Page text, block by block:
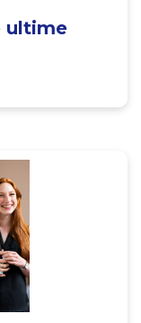
ultime